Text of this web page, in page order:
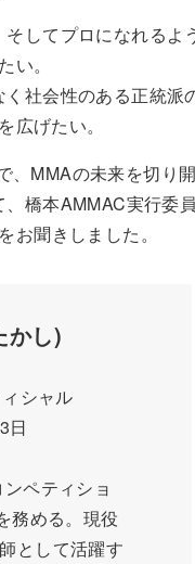
してプロになれるよ
い。
社会性のある正統派
広げたい。
、MMAの未来を切り
橋本AMMAC実行委
お聞きしました。
かし)
シャル
日
ペティショ
務める。現役
として活躍す